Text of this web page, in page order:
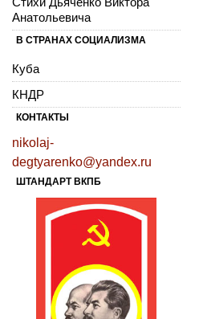
Анатольевича
В СТРАНАХ СОЦИАЛИЗМА
Куба
КНДР
КОНТАКТЫ
nikolaj-
degtyarenko@yandex.ru
ШТАНДАРТ ВКПБ